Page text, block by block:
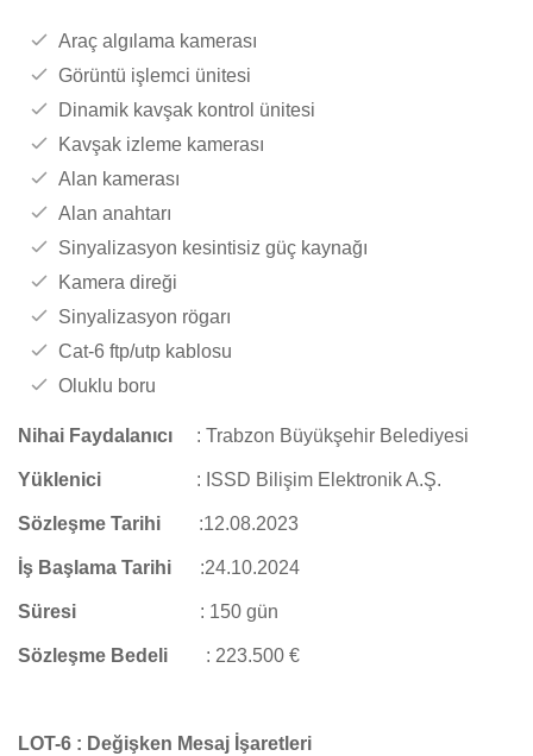
Araç algılama kamerası
Görüntü işlemci ünitesi
Dinamik kavşak kontrol ünitesi
Kavşak izleme kamerası
Alan kamerası
Alan anahtarı
Sinyalizasyon kesintisiz güç kaynağı
Kamera direği
Sinyalizasyon rögarı
Cat-6 ftp/utp kablosu
Oluklu boru
Nihai Faydalanıcı : Trabzon Büyükşehir Belediyesi
Yüklenici : ISSD Bilişim Elektronik A.Ş.
Sözleşme Tarihi :12.08.2023
İş Başlama Tarihi :24.10.2024
Süresi : 150 gün
Sözleşme Bedeli : 223.500 €
LOT-6 : Değişken Mesaj İşaretleri